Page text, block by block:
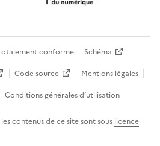
conforme
Schéma
Code source
Mentions légales
Conditions générales d’utilisation
contenus de ce site sont sous licence